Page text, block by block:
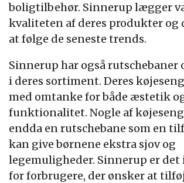
boligtilbehør. Sinnerup lægger
kvaliteten af deres produkter og
at følge de seneste trends.
Sinnerup har også rutschebaner
i deres sortiment. Deres
med omtanke for både æstetik
funktionalitet. Nogle af
endda en rutschebane som en
kan give børnene ekstra sjov og
legemuligheder. Sinnerup er det
for forbrugere, der ønsker at